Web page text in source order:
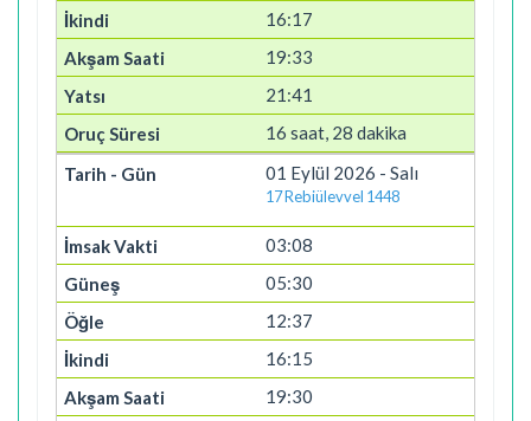
16:17
19:33
21:41
16 saat, 28 dakika
01 Eylül 2026 - Salı
17 Rebiülevvel 1448
03:08
05:30
12:37
16:15
19:30